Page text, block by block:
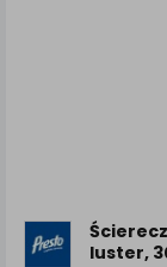
luster,